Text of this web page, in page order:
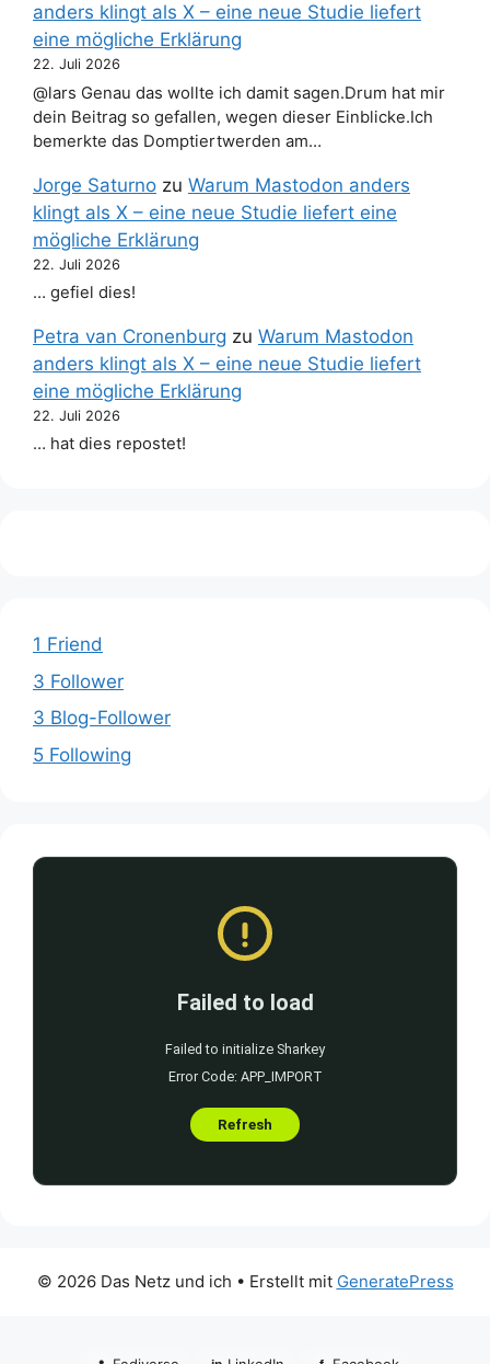
anders klingt als X – eine neue Studie liefert
eine mögliche Erklärung
22. Juli 2026
@lars Genau das wollte ich damit sagen.Drum hat mir
dein Beitrag so gefallen, wegen dieser Einblicke.Ich
bemerkte das Domptiertwerden am…
Jorge Saturno zu Warum Mastodon anders
klingt als X – eine neue Studie liefert eine
mögliche Erklärung
22. Juli 2026
… gefiel dies!
Petra van Cronenburg zu Warum Mastodon
anders klingt als X – eine neue Studie liefert
eine mögliche Erklärung
22. Juli 2026
… hat dies repostet!
1 Friend
3 Follower
3 Blog-Follower
5 Following
© 2026 Das Netz und ich • Erstellt mit GeneratePress